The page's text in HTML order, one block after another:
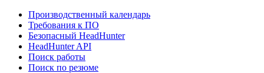
Производственный календарь
Требования к ПО
Безопасный HeadHunter
HeadHunter API
Поиск работы
Поиск по резюме